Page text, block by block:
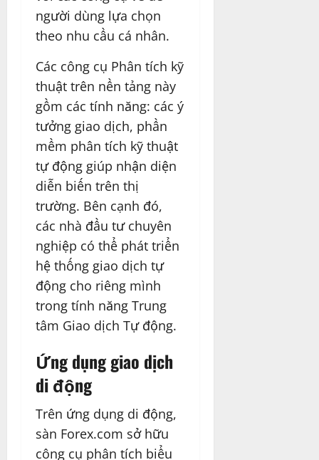
người dùng lựa chọn
theo nhu cầu cá nhân.
Các công cụ Phân tích kỹ
thuật trên nền tảng này
gồm các tính năng: các ý
tưởng giao dịch, phần
mềm phân tích kỹ thuật
tự động giúp nhận diện
diễn biến trên thị
trường. Bên cạnh đó,
các nhà đầu tư chuyên
nghiệp có thể phát triển
hệ thống giao dịch tự
động cho riêng mình
trong tính năng Trung
tâm Giao dịch Tự động.
Ứng dụng giao dịch
di động
Trên ứng dụng di động,
sàn Forex.com sở hữu
công cụ phân tích biểu